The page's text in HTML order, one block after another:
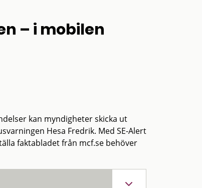
– i mobilen
kan myndigheter skicka ut
Hesa Fredrik. Med SE-Alert
faktabladet från mcf.se behöver